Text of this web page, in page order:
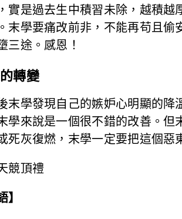
實是過去生中積習未除，越積
末學要痛改前非，不能再苟且
三途。感恩！
轉變
末學發現自己的嫉妒心明顯的
學來說是一個很不錯的改善。
死灰復燃，末學一定要把這個惡
競頂禮
】